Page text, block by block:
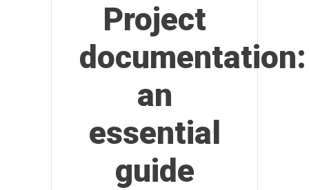
Project
documentation:
an
essential
guide